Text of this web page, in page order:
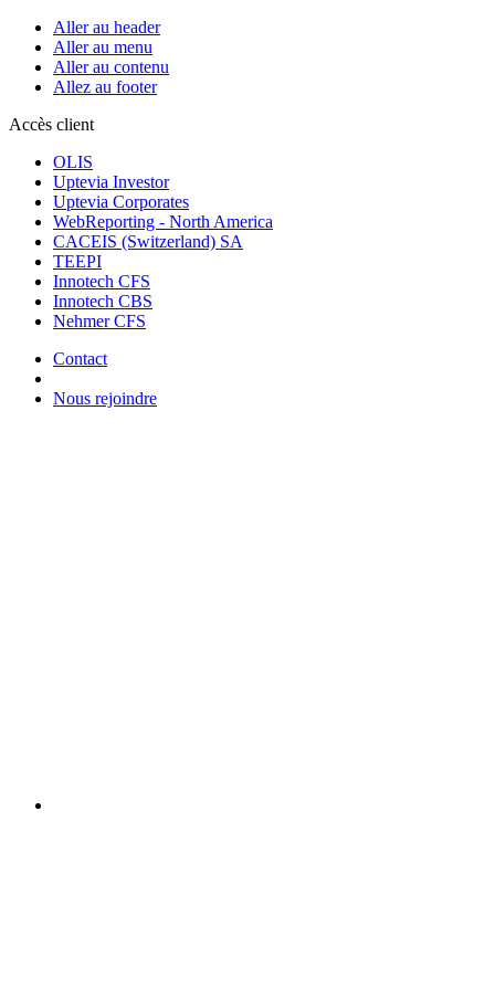
Aller au header
Aller au menu
Aller au contenu
Allez au footer
Accès client
OLIS
Uptevia Investor
Uptevia Corporates
WebReporting - North America
CACEIS (Switzerland) SA
TEEPI
Innotech CFS
Innotech CBS
Nehmer CFS
Contact
Nous rejoindre